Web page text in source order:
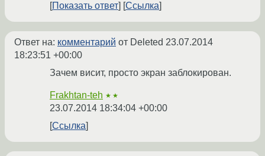
Показать ответ
Ссылка
Ответ на: комментарий от Deleted 23.07.2014
18:23:51 +00:00
Зачем висит, просто экран заблокирован.
Frakhtan-teh ★★
23.07.2014 18:34:04 +00:00
Ссылка